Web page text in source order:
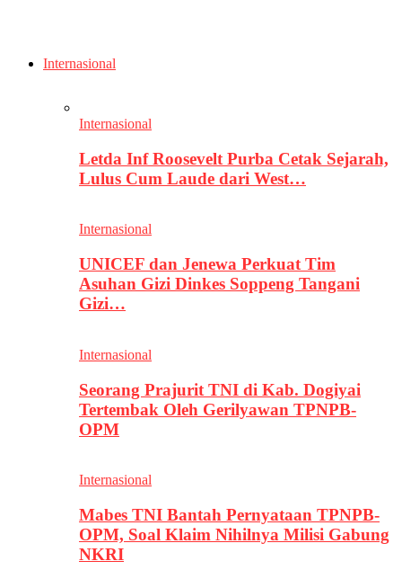
Internasional
Internasional
Letda Inf Roosevelt Purba Cetak Sejarah,
Lulus Cum Laude dari West…
Internasional
UNICEF dan Jenewa Perkuat Tim
Asuhan Gizi Dinkes Soppeng Tangani
Gizi…
Internasional
Seorang Prajurit TNI di Kab. Dogiyai
Tertembak Oleh Gerilyawan TPNPB-
OPM
Internasional
Mabes TNI Bantah Pernyataan TPNPB-
OPM, Soal Klaim Nihilnya Milisi Gabung
NKRI